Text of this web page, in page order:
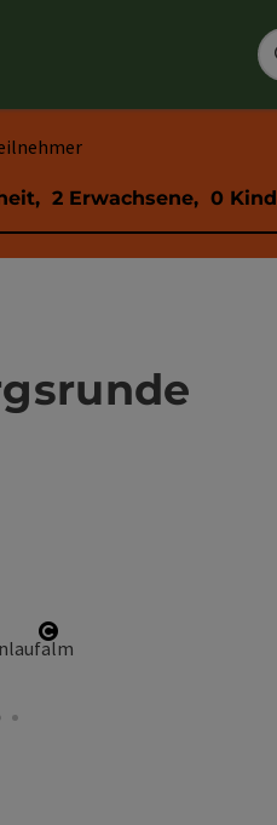
und Personenfelder
, 2 Erwachsene, 0
Copyright öffnen